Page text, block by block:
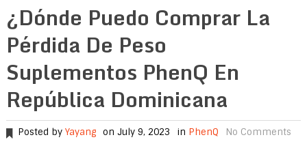
¿Dónde Puedo Comprar La
Pérdida De Peso
Suplementos PhenQ En
República Dominicana
Posted by Yayang on July 9, 2023 in PhenQ No Comments